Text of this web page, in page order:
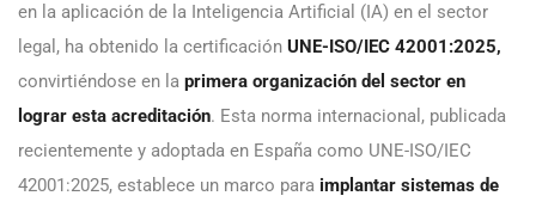
en la aplicación de la Inteligencia Artificial (IA) en el sector
legal, ha obtenido la certificación UNE-ISO/IEC 42001:2025,
convirtiéndose en la primera organización del sector en
lograr esta acreditación. Esta norma internacional, publicada
recientemente y adoptada en España como UNE-ISO/IEC
42001:2025, establece un marco para implantar sistemas de